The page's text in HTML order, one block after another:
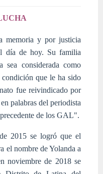
memoria y por justicia
día de hoy. Su familia
sea considerada como
que le ha sido
fue reivindicado por
palabras del periodista
de los GAL".
2015 se logró que el
el nombre de Yolanda a
noviembre de 2018 se